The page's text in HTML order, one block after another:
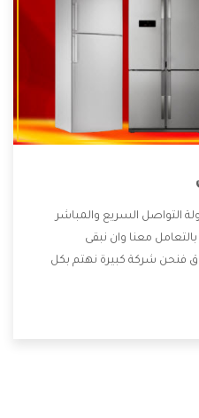
التواصل السريع والمباشر
معنا وان نبقى
فنحن شركة كبيرة نهتم بكل
الصيانة التى تكون من أهم